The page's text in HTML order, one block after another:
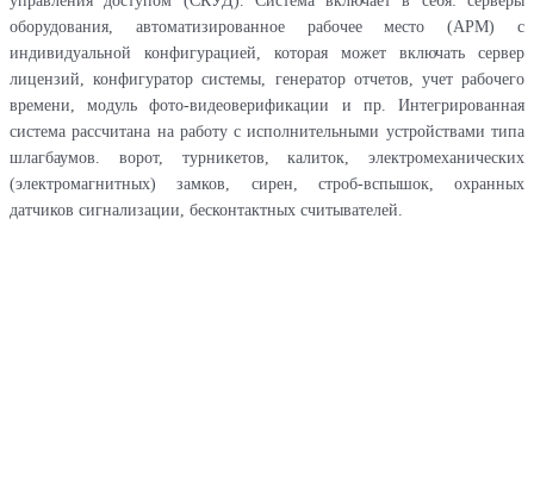
оборудования, автоматизированное рабочее место (АРМ) с
индивидуальной конфигурацией, которая может включать сервер
лицензий, конфигуратор системы, генератор отчетов, учет рабочего
времени, модуль фото-видеоверификации и пр. Интегрированная
система рассчитана на работу с исполнительными устройствами типа
шлагбаумов. ворот, турникетов, калиток, электромеханических
(электромагнитных) замков, сирен, строб-вспышок, охранных
датчиков сигнализации, бесконтактных считывателей.